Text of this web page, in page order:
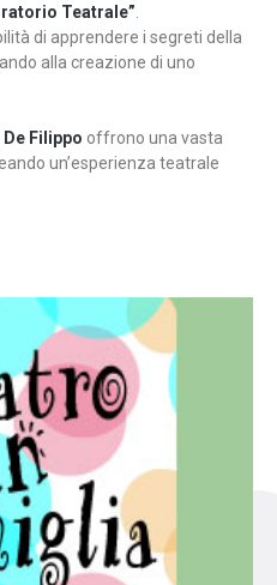
Teatrale”
di apprendere i segreti della
alla creazione di uno
Filippo offrono una vasta
un’esperienza teatrale
famiglia
di teatro concepita
del teatro all’intera